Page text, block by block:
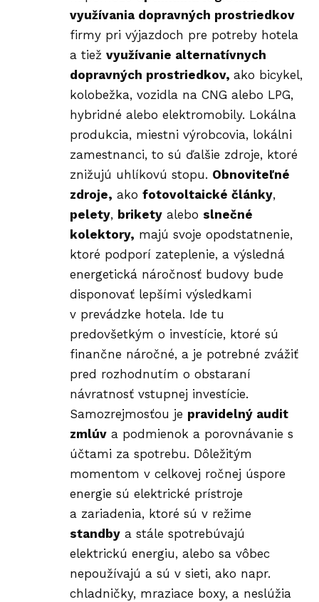
využívania dopravných prostriedkov
firmy pri výjazdoch pre potreby hotela
a tiež využívanie alternatívnych
dopravných prostriedkov, ako bicykel,
kolobežka, vozidla na CNG alebo LPG,
hybridné alebo elektromobily. Lokálna
produkcia, miestni výrobcovia, lokálni
zamestnanci, to sú ďalšie zdroje, ktoré
znižujú uhlíkovú stopu. Obnoviteľné
zdroje, ako fotovoltaické články,
pelety, brikety alebo slnečné
kolektory, majú svoje opodstatnenie,
ktoré podporí zateplenie, a výsledná
energetická náročnosť budovy bude
disponovať lepšími výsledkami
v prevádzke hotela. Ide tu
predovšetkým o investície, ktoré sú
finančne náročné, a je potrebné zvážiť
pred rozhodnutím o obstaraní
návratnosť vstupnej investície.
Samozrejmosťou je pravidelný audit
zmlúv a podmienok a porovnávanie s
účtami za spotrebu. Dôležitým
momentom v celkovej ročnej úspore
energie sú elektrické prístroje
a zariadenia, ktoré sú v režime
standby a stále spotrebúvajú
elektrickú energiu, alebo sa vôbec
nepoužívajú a sú v sieti, ako napr.
chladničky, mraziace boxy, a neslúžia